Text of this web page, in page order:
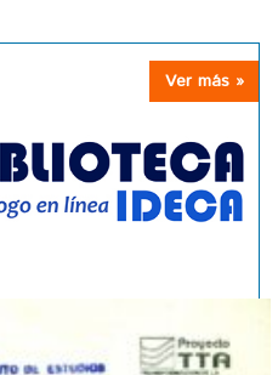
Ver más »